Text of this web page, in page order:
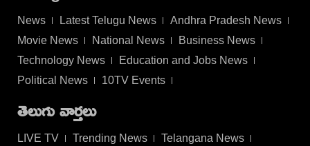
News Latest Telugu News
Andhra Pradesh News
Movie News
National News
Business News
Technology News
Education and Jobs News
Political News
10TV Events
తెలుగు వార్తలు
LIVE TV Trending News
Telangana News